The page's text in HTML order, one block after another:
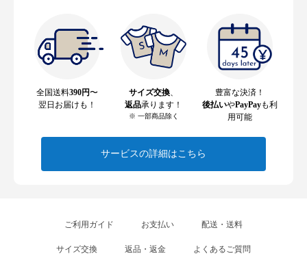
全国送料390円〜
翌日お届けも！
サイズ交換、
返品承ります！
※ 一部商品除く
豊富な決済！
後払いやPayPayも利
用可能
サービスの詳細はこちら
ご利用ガイド お支払い 配送・送料
サイズ交換 返品・返金 よくあるご質問